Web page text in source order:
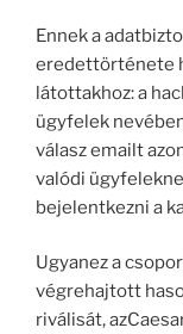
Ennek a
eredettörténete
látottakhoz: a
ügyfelek
válasz emailt
valódi
bejelentkezni a
Ugyanez a
végrehajtott
riválisát,